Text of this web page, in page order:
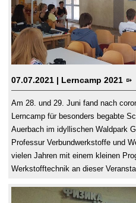
07.07.2021 | Lerncamp 2021
Am 28. und 29. Juni fand nach
Lerncamp für besonders begabte
Auerbach im idyllischen Waldpark
Professur Verbundwerkstoffe und
vielen Jahren mit einem kleinen
Werkstofftechnik an dieser